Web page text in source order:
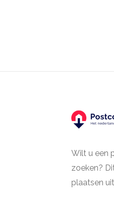
Wilt u een
zoeken?
plaatsen